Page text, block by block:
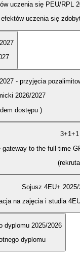
uczenia się PEU/RPL
uczenia się
- przyjęcia
2026/2027
dostępu )
to the full-time
Sojusz 4EU+ 2025/
na zajęcia i studia
dyplomu 2025/2026
dyplomu